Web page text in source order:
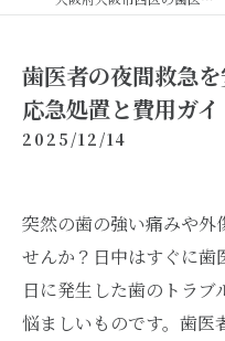
歯医者の夜間救急
応急処置と費用ガイ
2025/12/14
突然の歯の強い痛みや外
せんか？日中はすぐに歯
日に発生した歯のトラ
悩ましいものです。歯医